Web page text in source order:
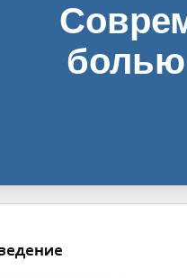
болью